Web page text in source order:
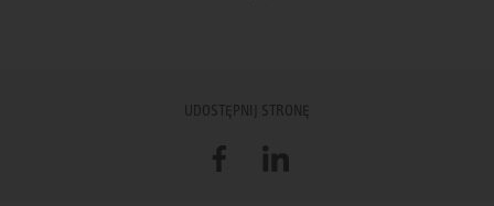
UDOSTĘPNIJ STRONĘ
FacebookLinkedIn